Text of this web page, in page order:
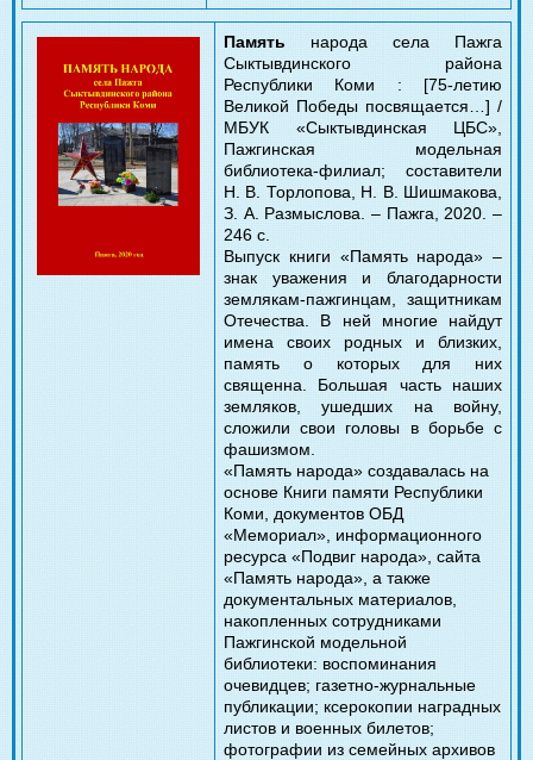
Память народа села Пажга
Сыктывдинского района
Республики Коми : [75-летию
Великой Победы посвящается…] /
МБУК «Сыктывдинская ЦБС»,
Пажгинская модельная
библиотека-филиал; составители
Н. В. Торлопова, Н. В. Шишмакова,
З. А. Размыслова. – Пажга, 2020. –
246 с.
Выпуск книги «Память народа» –
знак уважения и благодарности
землякам-пажгинцам, защитникам
Отечества. В ней многие найдут
имена своих родных и близких,
память о которых для них
священна. Большая часть наших
земляков, ушедших на войну,
сложили свои головы в борьбе с
фашизмом.
«Память народа» создавалась на
основе Книги памяти Республики
Коми, документов ОБД
«Мемориал», информационного
ресурса «Подвиг народа», сайта
«Память народа», а также
документальных материалов,
накопленных сотрудниками
Пажгинской модельной
библиотеки: воспоминания
очевидцев; газетно-журнальные
публикации; ксерокопии наградных
листов и военных билетов;
фотографии из семейных архивов